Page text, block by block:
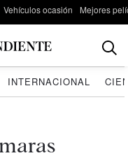
Vehículos ocasión Mejores
INTERNACIONAL